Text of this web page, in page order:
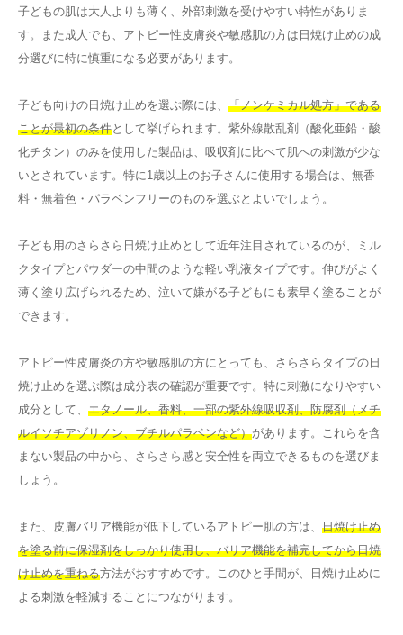
子どもの肌は大人よりも薄く、外部刺激を受けやすい特性がありま
す。また成人でも、アトピー性皮膚炎や敏感肌の方は日焼け止めの成
分選びに特に慎重になる必要があります。
子ども向けの日焼け止めを選ぶ際には、 「ノンケミカル処方」である
ことが最初の条件として挙げられます。紫外線散乱剤（酸化亜鉛・酸
化チタン）のみを使用した製品は、吸収剤に比べて肌への刺激が少な
いとされています。特に1歳以上のお子さんに使用する場合は、無香
料・無着色・パラベンフリーのものを選ぶとよいでしょう。
子ども用のさらさら日焼け止めとして近年注目されているのが、ミル
クタイプとパウダーの中間のような軽い乳液タイプです。伸びがよく
薄く塗り広げられるため、泣いて嫌がる子どもにも素早く塗ることが
できます。
アトピー性皮膚炎の方や敏感肌の方にとっても、さらさらタイプの日
焼け止めを選ぶ際は成分表の確認が重要です。特に刺激になりやすい
成分として、 エタノール、香料、一部の紫外線吸収剤、防腐剤（メチ
ルイソチアゾリノン、ブチルパラベンなど）があります。これらを含
まない製品の中から、さらさら感と安全性を両立できるものを選びま
しょう。
また、皮膚バリア機能が低下しているアトピー肌の方は、 日焼け止め
を塗る前に保湿剤をしっかり使用し、バリア機能を補完してから日焼
け止めを重ねる方法がおすすめです。このひと手間が、日焼け止めに
よる刺激を軽減することにつながります。